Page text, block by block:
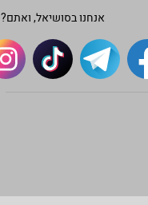
אנחנו בסושיאל, ואתם?